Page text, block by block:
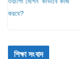
শিক্ষা সংবাদ